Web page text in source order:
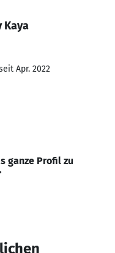
Kaya
Apr. 2022
ganze Profil zu